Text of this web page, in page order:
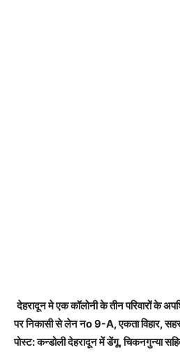
देहरादून मे एक कॉलोनी के तीन परिवारों के
पर निकासी से लेन नo 9-A, एकता विहार,
पोस्ट: कन्डोली देहरादून में डेंगू, चिकनगुन्या